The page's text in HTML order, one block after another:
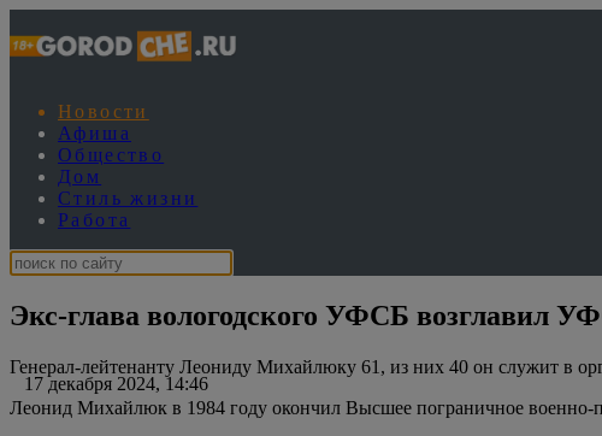
Новости
Афиша
Общество
Дом
Стиль жизни
Работа
Экс-глава вологодского УФСБ возглавил
17 декабря 2024, 14:46
Генерал-лейтенанту Леониду Михайлюку 61, из них 40 он служит в
Леонид Михайлюк в 1984 году окончил Высшее пограничное